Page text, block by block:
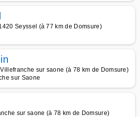
Seyssel (à 77 km de Domsure)
sur saone (à 78 km de Domsure)
sur Saone
sur saone (à 78 km de Domsure)